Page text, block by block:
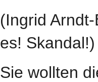
(Ingrid
es! Skandal!)
Sie wollten